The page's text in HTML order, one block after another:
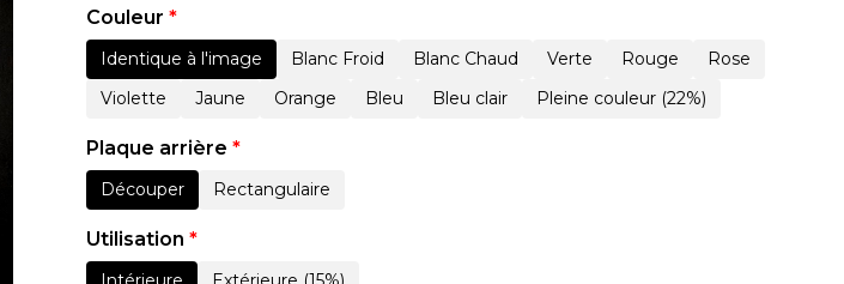
Couleur *
Identique à l'image Blanc Froid Blanc Chaud Verte Rouge
Rose
Violette
Jaune Orange Bleu Bleu clair Pleine couleur (22%)
Plaque arrière *
Découper Rectangulaire
Utilisation *